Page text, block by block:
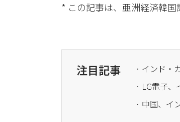
* この記事は、亜洲経済韓国
注目記事
· LG電子
· 中国、イ